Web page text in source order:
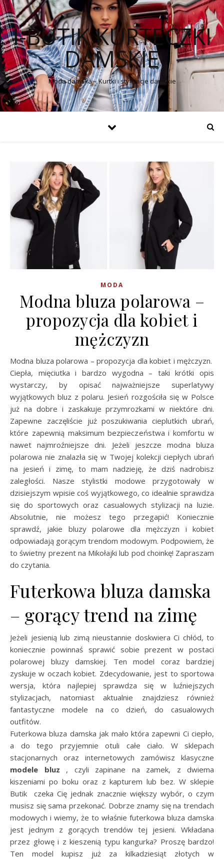
I-BUTIK KURTECZKI
DAMSKIE
Moda damska – Kurtki i stylizacje damskie
MODA
Modna bluza polarowa –
propozycja dla kobiet i
mężczyzn
Modna bluza polarowa – propozycja dla kobiet i mężczyzn.
Ciepła, mięciutka i bardzo wygodna – taki krótki opis
wystarczy, by opisać najważniejsze superlatywy
wyjątkowych bluz z polaru. Jesień rozgościła się w Polsce
już na dobre i zaskakuje przymrozkami w niektóre dni.
Zapewne zaczęliście już poszukiwania cieplutkich ubrań,
które zapewnią maksimum bezpieczeństwa i komfortu w
nawet najmroźniejsze dni. Jeżeli jeszcze modna bluza
polarowa nie znalazła się w Twojej kolekcji ciepłych ubrań
na jesień i zimę, to mam nadzieję, że dziś nadrobisz
zaległości. Nasze stylistki modowe przygotowały w
dzisiejszym wpisie coś wyjątkowego, co idealnie sprawdza
się do sportowych oraz casualowych stylizacji na luzie.
Absolutnie, nie możesz tego przegapić! Koniecznie
sprawdź, jakie bluzy polarowe dla mężczyzn i kobiet
odpowiadają gorącym trendom modowym. Podpowiem, że
to świetny prezent na Mikołajki lub pod choinkę! Zapraszam
do czytania.
Futerkowa bluza damska
– gorący trend na zimę
Jeżeli jesienią lub zimą nieustannie doskwiera Ci chłód, to
koniecznie powinnaś sprawić sobie prezent w postaci
polarowej bluzy damskiej. Ten model coraz bardziej
zyskuje w oczach kobiet. Zdecydowanie, jest to sportowa
wersja, która najlepiej sprawdza się w luźniejszych
stylizacjach, natomiast aktualnie znajdziesz również
fantastyczne modele na co dzień, do casualowych
outfitów.
Futerkowa bluza damska jak mało która zapewni Ci ciepło,
a do tego przyjemnie otuli całe ciało. W sklepach
stacjonarnych oraz internetowych zamówisz klasyczne
modele bluz , czyli zapinane na zamek, z dwiema
kiszeniami po boku oraz z kapturem lub bez. W sklepie
Butik czeka Cię jednak znacznie większy wybór, o czym
musisz się sama przekonać. Dobrze znamy się na trendach
modowych i wiemy, że to właśnie futerkowa bluza damska
jest jednym z gorących trendów tej jesieni. Wkładana
przez głowę i z kieszenią typu kangurka? Proszę bardzo!
Ten model kupisz już za kilkadziesiąt złotych w